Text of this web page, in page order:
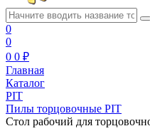
0
0
0 0 ₽
Главная
Каталог
PIT
Пилы торцовочные PIT
Стол рабочий для